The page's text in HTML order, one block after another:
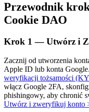
Naucz się stakingu
Przewodnik
Cookie DAO
Krok 1 —Utwórz i
Zacznij od utworzenia
Apple ID lub konta
weryfikacji tożsamości
włącz Google 2FA,
phishingowy, aby chronić
Utwórz i zweryfikuj konto